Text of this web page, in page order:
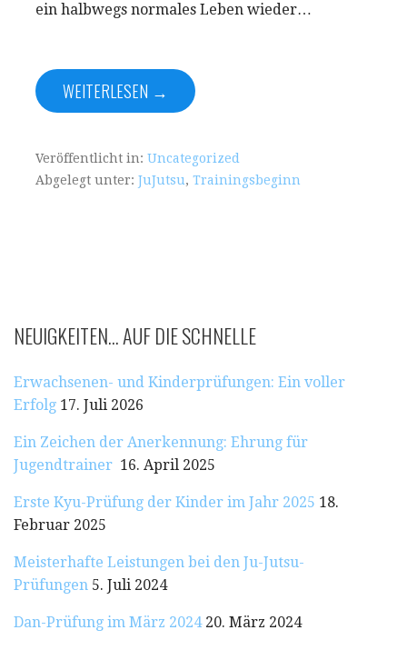
ein halbwegs normales Leben wieder…
WEITERLESEN →
Veröffentlicht in: Uncategorized
Abgelegt unter: JuJutsu, Trainingsbeginn
NEUIGKEITEN… AUF DIE SCHNELLE
Erwachsenen- und Kinderprüfungen: Ein voller
Erfolg 17. Juli 2026
Ein Zeichen der Anerkennung: Ehrung für
Jugendtrainer 16. April 2025
Erste Kyu-Prüfung der Kinder im Jahr 2025 18.
Februar 2025
Meisterhafte Leistungen bei den Ju-Jutsu-
Prüfungen 5. Juli 2024
Dan-Prüfung im März 2024 20. März 2024